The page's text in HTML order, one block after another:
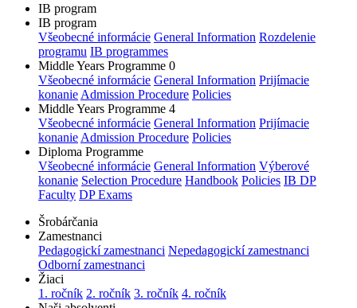
IB program
IB program
Všeobecné informácie General Information Rozdelenie
programu IB programmes
Middle Years Programme 0
Všeobecné informácie General Information Prijímacie
konanie Admission Procedure Policies
Middle Years Programme 4
Všeobecné informácie General Information Prijímacie
konanie Admission Procedure Policies
Diploma Programme
Všeobecné informácie General Information Výberové
konanie Selection Procedure Handbook Policies IB DP
Faculty DP Exams
Šrobárčania
Zamestnanci
Pedagogickí zamestnanci Nepedagogickí zamestnanci
Odborní zamestnanci
Žiaci
1. ročník 2. ročník 3. ročník 4. ročník